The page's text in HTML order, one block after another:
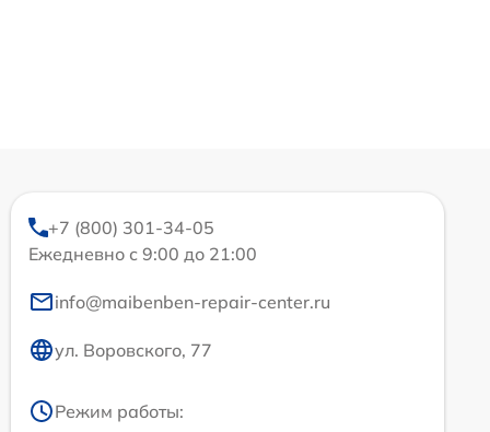
+7 (800) 301-34-05
Ежедневно с 9:00 до 21:00
info@maibenben-repair-center.ru
ул. Воровского, 77
Режим работы: